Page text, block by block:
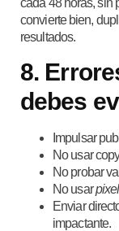
convierte bien,
resultados.
8.
debes
Impulsar
No usar
No probar
No usar
Enviar
impactante.